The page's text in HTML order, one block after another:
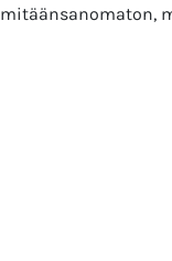
mitäänsanomaton,